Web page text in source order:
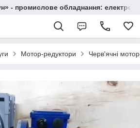
- промислове обладнання:
Мотор-редуктори Черв'ячні